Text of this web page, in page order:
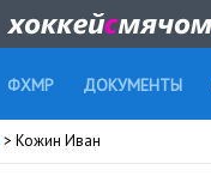
ФХМР ДОКУМЕНТЫ
> Кожин Иван